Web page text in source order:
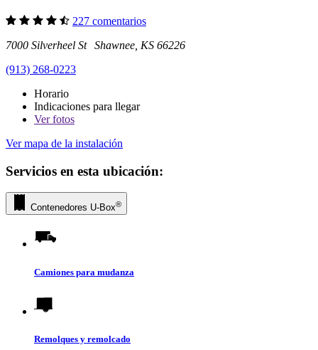
227 comentarios
7000 Silverheel St Shawnee, KS 66226
(913) 268-0223
Horario
Indicaciones para llegar
Verfotos
Ver mapa de la instalación
Servicios en esta ubicación:
Contenedores U-Box®
Camiones para mudanza
Remolques y remolcado